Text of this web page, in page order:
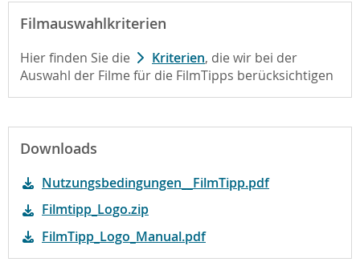
Filmauswahlkriterien
Hier finden Sie die Kriterien, die wir bei der
Auswahl der Filme für die FilmTipps berücksichtigen
Downloads
Nutzungsbedingungen__FilmTipp.pdf
Filmtipp_Logo.zip
FilmTipp_Logo_Manual.pdf